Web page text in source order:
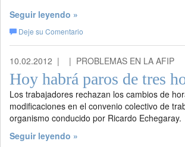
Seguir leyendo »
Deje su Comentario
10.02.2012 | | PROBLEMAS EN LA AFIP
Hoy habrá paros de tres
Los trabajadores rechazan los cambios de
modificaciones en el convenio colectivo de
organismo conducido por Ricardo Echegaray.
Seguir leyendo »